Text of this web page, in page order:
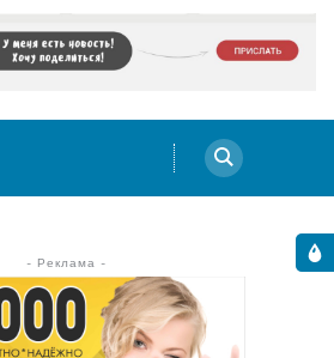
- Реклама -